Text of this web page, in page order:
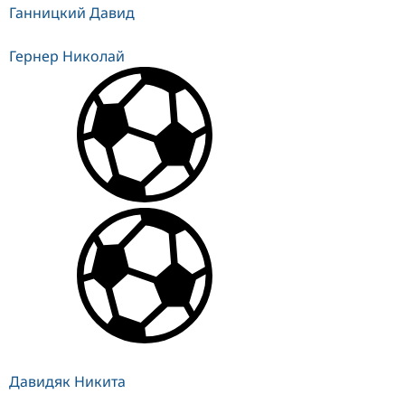
Ганницкий Давид
Гернер Николай
Давидяк Никита